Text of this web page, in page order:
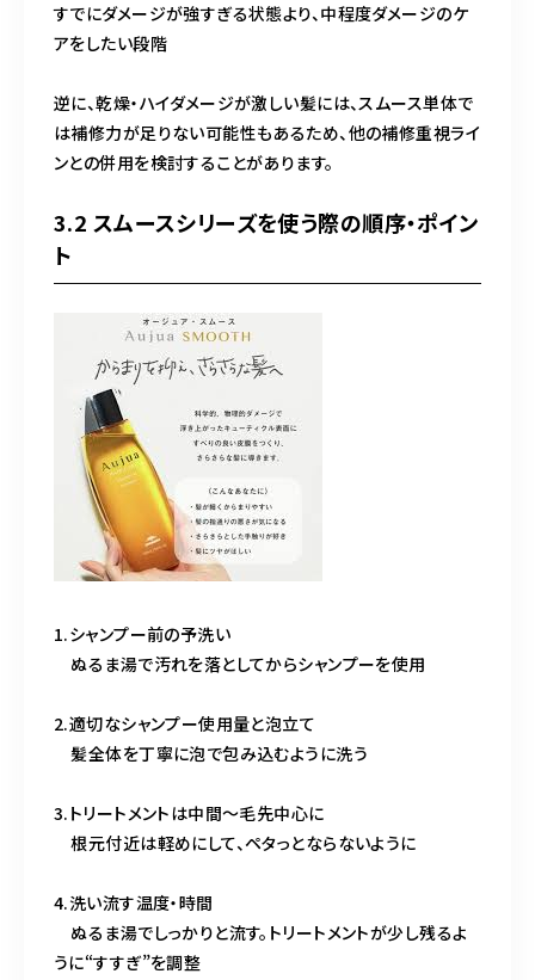
すでにダメージが強すぎる状態より、中程度ダメージのケ
アをしたい段階
逆に、乾燥・ハイダメージが激しい髪には、スムース単体で
は補修力が足りない可能性もあるため、他の補修重視ライ
ンとの併用を検討することがあります。
3.2 スムースシリーズを使う際の順序・ポイン
ト
1.シャンプー前の予洗い
ぬるま湯で汚れを落としてからシャンプーを使用
2.適切なシャンプー使用量と泡立て
髪全体を丁寧に泡で包み込むように洗う
3.トリートメントは中間〜毛先中心に
根元付近は軽めにして、ペタっとならないように
4.洗い流す温度・時間
ぬるま湯でしっかりと流す。トリートメントが少し残るよ
うに“すすぎ”を調整